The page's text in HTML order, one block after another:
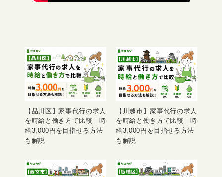
【品川区】家事代行の求人
を時給と働き方で比較｜時
給3,000円を目指せる方法
も解説
【川越市】家事代行の求人
を時給と働き方で比較｜時
給3,000円を目指せる方法
も解説